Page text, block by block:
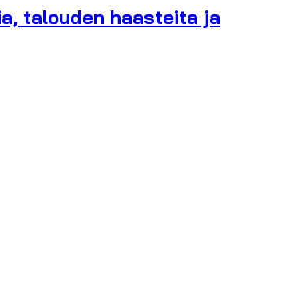
talouden haasteita ja